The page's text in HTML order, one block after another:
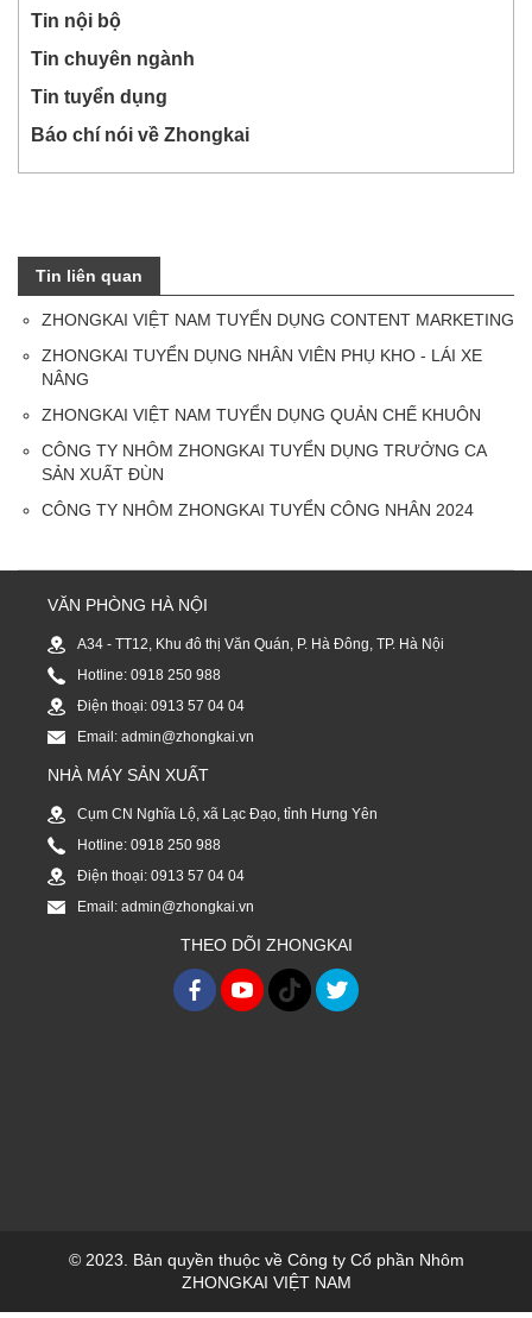
Tin nội bộ
Tin chuyên ngành
Tin tuyển dụng
Báo chí nói về Zhongkai
Tin liên quan
ZHONGKAI VIỆT NAM TUYỂN DỤNG CONTENT MARKETING
ZHONGKAI TUYỂN DỤNG NHÂN VIÊN PHỤ KHO - LÁI XE
NÂNG
ZHONGKAI VIỆT NAM TUYỂN DỤNG QUẢN CHẾ KHUÔN
CÔNG TY NHÔM ZHONGKAI TUYỂN DỤNG TRƯỞNG CA
SẢN XUẤT ĐÙN
CÔNG TY NHÔM ZHONGKAI TUYỂN CÔNG NHÂN 2024
VĂN PHÒNG HÀ NỘI
A34 - TT12, Khu đô thị Văn Quán, P. Hà Đông, TP. Hà Nội
Hotline: 0918 250 988
Điện thoại: 0913 57 04 04
Email: admin@zhongkai.vn
NHÀ MÁY SẢN XUẤT
Cụm CN Nghĩa Lộ, xã Lạc Đạo, tỉnh Hưng Yên
Hotline: 0918 250 988
Điện thoại: 0913 57 04 04
Email: admin@zhongkai.vn
THEO DÕI ZHONGKAI
© 2023. Bản quyền thuộc về Công ty Cổ phần Nhôm
ZHONGKAI VIỆT NAM